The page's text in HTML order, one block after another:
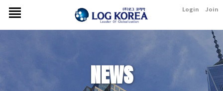
Login Join
NEWS